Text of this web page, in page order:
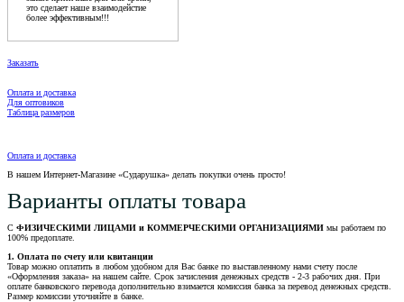
это сделает наше взаимодейстие
более эффективным!!!
Заказать
Оплата и доставка
Для оптовиков
Таблица размеров
Оплата и доставка
В нашем Интернет-Магазине «Сударушка» делать покупки очень просто!
Варианты оплаты товара
С ФИЗИЧЕСКИМИ ЛИЦАМИ и КОММЕРЧЕСКИМИ ОРГАНИЗАЦИЯМИ мы работаем по
100% предоплате.
1. Оплата по счету или квитанции
Товар можно оплатить в любом удобном для Вас банке по выставленному нами счету после
«Оформления заказа» на нашем сайте. Срок зачисления денежных средств - 2-3 рабочих дня. При
оплате банковского перевода дополнительно взимается комиссия банка за перевод денежных средств.
Размер комиссии уточняйте в банке.